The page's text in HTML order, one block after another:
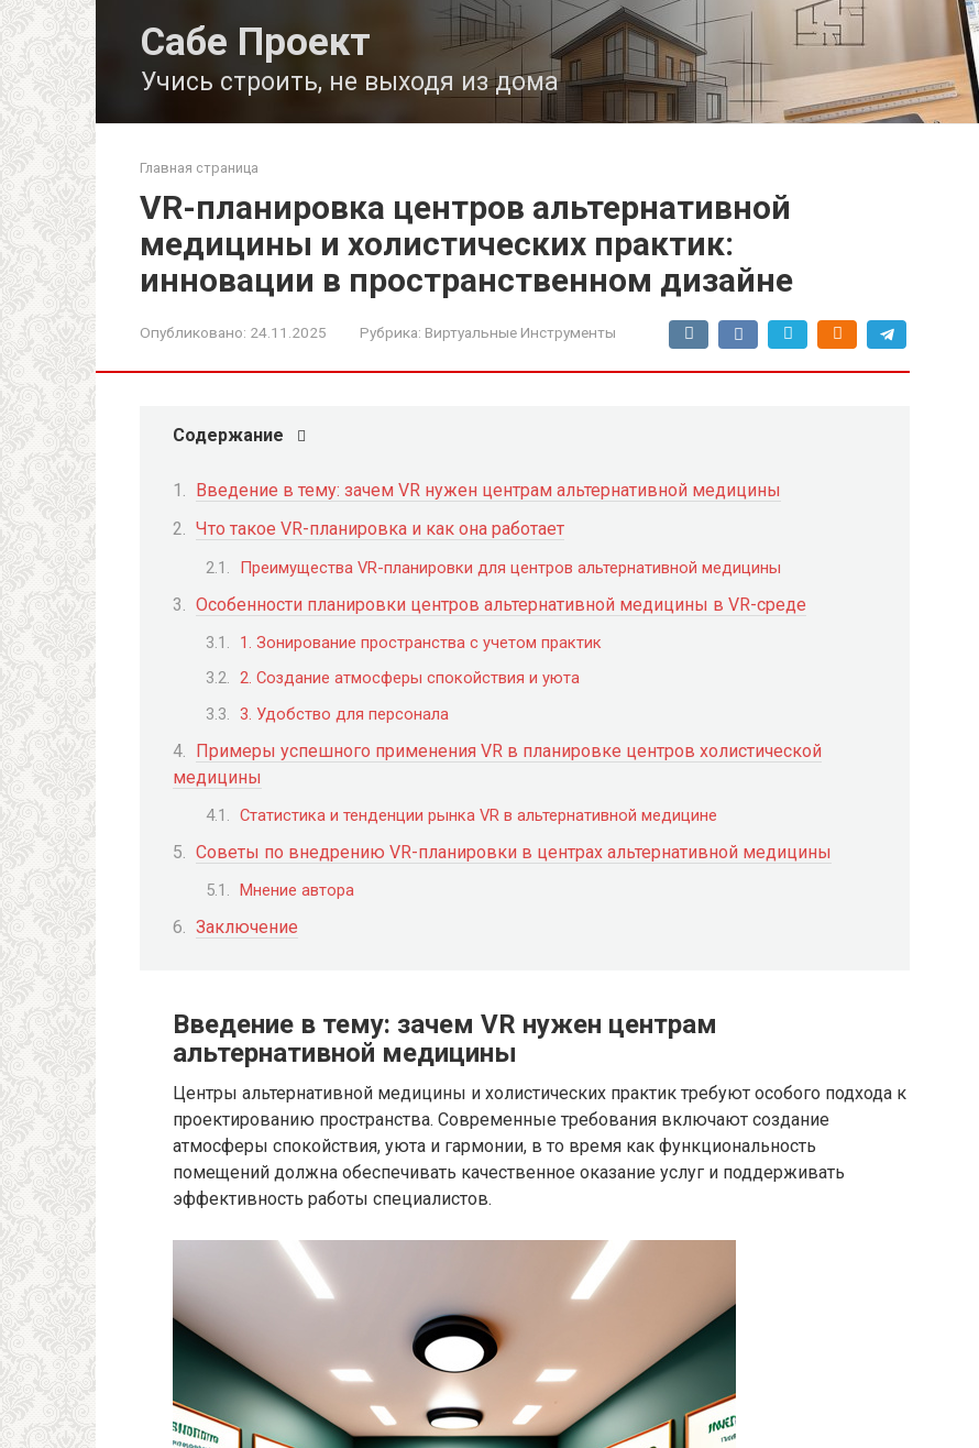
Сабе Проект
Учись строить, не выходя из дома
Главная страница
VR-планировка центров альтернативной
медицины и холистических практик:
инновации в пространственном дизайне
Опубликовано: 24.11.2025 Рубрика: Виртуальные Инструменты
Содержание
Введение в тему: зачем VR нужен центрам альтернативной медицины
Что такое VR-планировка и как она работает
Преимущества VR-планировки для центров альтернативной медицины
Особенности планировки центров альтернативной медицины в VR-среде
1. Зонирование пространства с учетом практик
2. Создание атмосферы спокойствия и уюта
3. Удобство для персонала
Примеры успешного применения VR в планировке центров холистической
медицины
Статистика и тенденции рынка VR в альтернативной медицине
Советы по внедрению VR-планировки в центрах альтернативной медицины
Мнение автора
Заключение
Введение в тему: зачем VR нужен центрам
альтернативной медицины
Центры альтернативной медицины и холистических практик требуют особого подхода к
проектированию пространства. Современные требования включают создание
атмосферы спокойствия, уюта и гармонии, в то время как функциональность
помещений должна обеспечивать качественное оказание услуг и поддерживать
эффективность работы специалистов.